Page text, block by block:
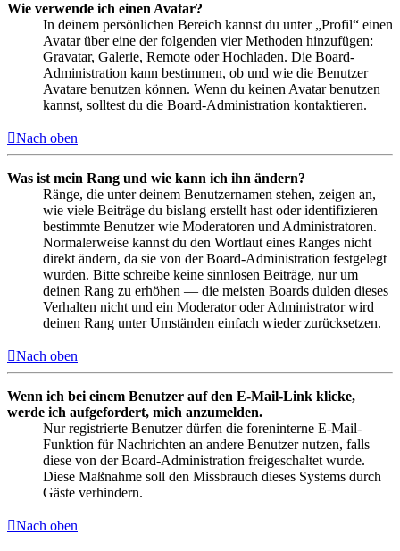
Wie verwende ich einen Avatar?
In deinem persönlichen Bereich kannst du unter „Profil“ einen
Avatar über eine der folgenden vier Methoden hinzufügen:
Gravatar, Galerie, Remote oder Hochladen. Die Board-
Administration kann bestimmen, ob und wie die Benutzer
Avatare benutzen können. Wenn du keinen Avatar benutzen
kannst, solltest du die Board-Administration kontaktieren.
Nach oben
Was ist mein Rang und wie kann ich ihn ändern?
Ränge, die unter deinem Benutzernamen stehen, zeigen an,
wie viele Beiträge du bislang erstellt hast oder identifizieren
bestimmte Benutzer wie Moderatoren und Administratoren.
Normalerweise kannst du den Wortlaut eines Ranges nicht
direkt ändern, da sie von der Board-Administration festgelegt
wurden. Bitte schreibe keine sinnlosen Beiträge, nur um
deinen Rang zu erhöhen — die meisten Boards dulden dieses
Verhalten nicht und ein Moderator oder Administrator wird
deinen Rang unter Umständen einfach wieder zurücksetzen.
Nach oben
Wenn ich bei einem Benutzer auf den E-Mail-Link klicke,
werde ich aufgefordert, mich anzumelden.
Nur registrierte Benutzer dürfen die foreninterne E-Mail-
Funktion für Nachrichten an andere Benutzer nutzen, falls
diese von der Board-Administration freigeschaltet wurde.
Diese Maßnahme soll den Missbrauch dieses Systems durch
Gäste verhindern.
Nach oben